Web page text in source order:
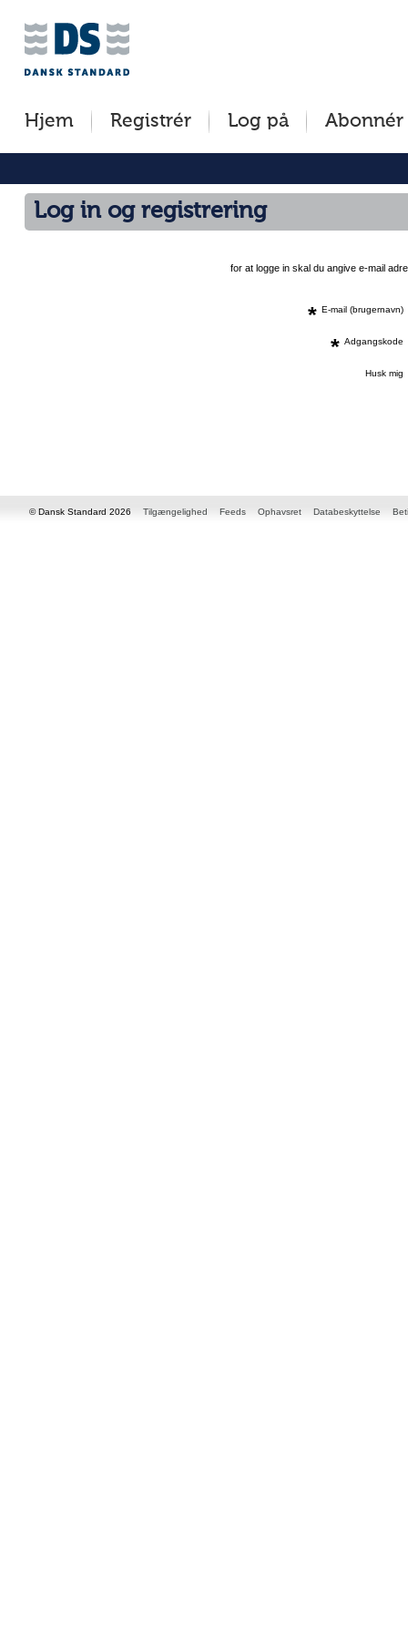
Jump
[s]Hjem Registrér Log på Abonnér
Log in og registrering
for at logge in skal du angive e-mail
* E-mail (brugernavn)
* Adgangskode
Husk mig
© Dansk Standard 2026 Tilgængelighed Feeds Ophavsret Databeskyttelse